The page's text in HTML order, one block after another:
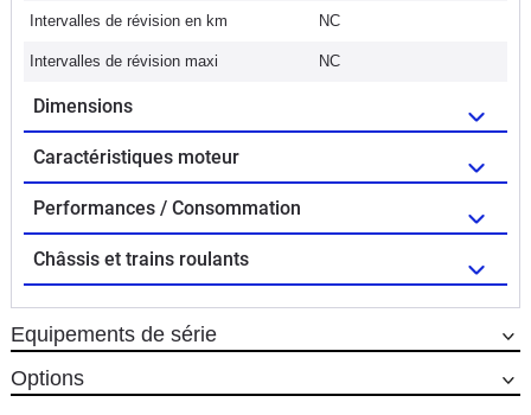
Intervalles de révision en km
NC
Intervalles de révision maxi NC
Dimensions
Caractéristiques moteur
Performances / Consommation
Châssis et trains roulants
Equipements de série
Options